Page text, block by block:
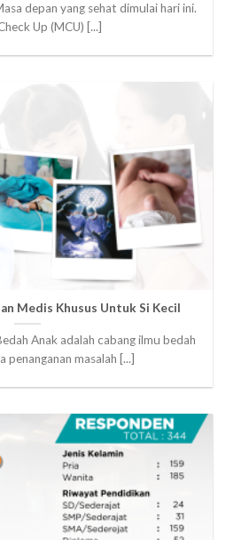
depan yang sehat dimulai hari ini.
Up (MCU) [...]
Medis Khusus Untuk Si Kecil
Anak adalah cabang ilmu bedah
penanganan masalah [...]